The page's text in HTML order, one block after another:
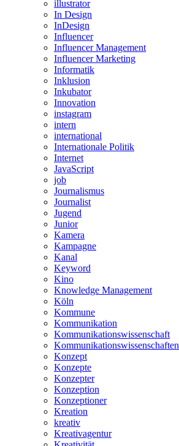
illustrator
In Design
InDesign
Influencer
Influencer Management
Influencer Marketing
Informatik
Inklusion
Inkubator
Innovation
instagram
intern
international
Internationale Politik
Internet
JavaScript
job
Journalismus
Journalist
Jugend
Junior
Kamera
Kampagne
Kanal
Keyword
Kino
Knowledge Management
Köln
Kommune
Kommunikation
Kommunikationswissenschaft
Kommunikationswissenschaften
Konzept
Konzepte
Konzepter
Konzeption
Konzeptioner
Kreation
kreativ
Kreativagentur